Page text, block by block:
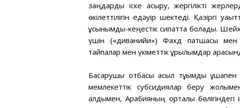
заңдарды іске асыру, жергілікті
өкілеттілігін едәуір шектеді. Қазіргі
ұсынымдық-кеңестік сипатта болады.
үшін («диванийи») Фахд патшасы мен
тайпалар мен үкіметтік құрылымдар
Басқарушы отбасы асыл тұқымды ұшақпен
мемлекеттік субсидиялар беру
алдымен, Арабияның орталық